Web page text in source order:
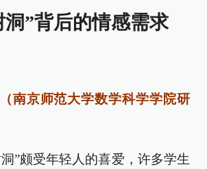
”背后的情感需求
南京师范大学数学科学学院研
”颇受年轻人的喜爱，许多学生